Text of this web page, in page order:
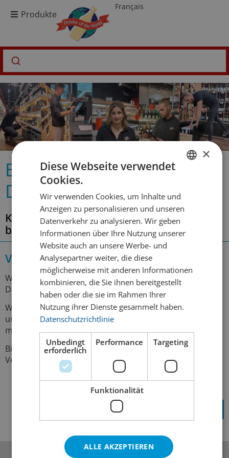
Produkte
Français
Bewerbungsprozess
Drinks of the World
Kundenberaterin / Kundenberater – 80%
bis 100%
Vielen Dank für Ihre Bewerbung!
Wir haben Ihre Unterlagen erfolgreich erhalten – vielen
Dank für Ihr Interesse an einer Mitarbeit bei uns.
Wir prüfen Ihre Bewerbung nun sorgfältig und melden
uns in der Regel innerhalb von
mit einer Rückmeldung zu den nächsten Schritten.
Bis dahin danken wir Ihnen für Ihre Geduld und Ihr
Vertrauen.
Zum nächsten Schritt >
FRENCH
×
Diese Webseite verwendet
Cookies.
Wir verwenden Cookies, um Inhalte und
Anzeigen zu personalisieren und unseren
Datenverkehr zu analysieren. Wir geben
Informationen über Ihre Nutzung unserer
Website auch an unsere Werbe- und
Analysepartner weiter, die diese
möglicherweise mit anderen Informationen
kombinieren, die Sie ihnen bereitgestellt
haben oder die sie im Rahmen Ihrer
Nutzung ihrer Dienste gesammelt haben.
Datenschutzrichtlinie
Unbedingt
erforderlich
Performance Targeting
Funktionalität
ALLE AKZEPTIEREN